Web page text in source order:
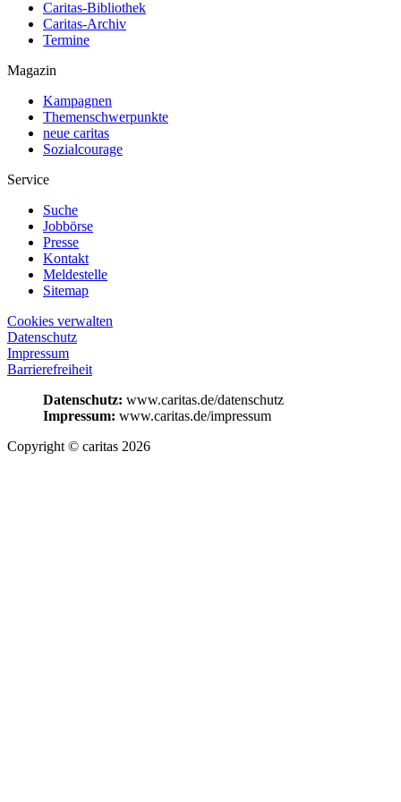
Caritas-Bibliothek
Caritas-Archiv
Termine
Magazin
Kampagnen
Themenschwerpunkte
neue caritas
Sozialcourage
Service
Suche
Jobbörse
Presse
Kontakt
Meldestelle
Sitemap
Cookies verwalten
Datenschutz
Impressum
Barrierefreiheit
Datenschutz: www.caritas.de/datenschutz
Impressum: www.caritas.de/impressum
Copyright © caritas 2026